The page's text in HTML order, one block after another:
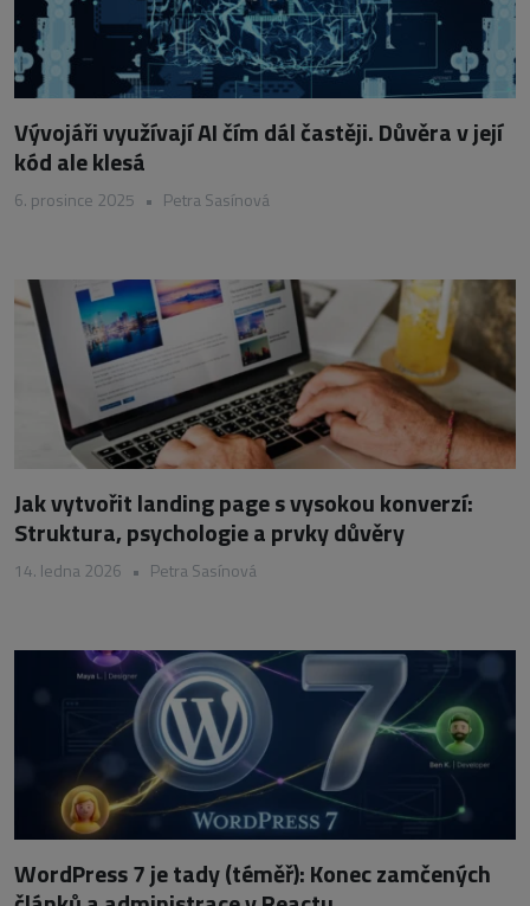
Vývojáři využívají AI čím dál častěji. Důvěra v její
kód ale klesá
6. prosince 2025 • Petra Sasínová
Jak vytvořit landing page s vysokou konverzí:
Struktura, psychologie a prvky důvěry
14. ledna 2026 • Petra Sasínová
WordPress 7 je tady (téměř): Konec zamčených